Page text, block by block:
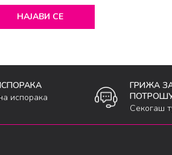
НАЈАВИ СЕ
испорака
ГРИЖА
Секогаш